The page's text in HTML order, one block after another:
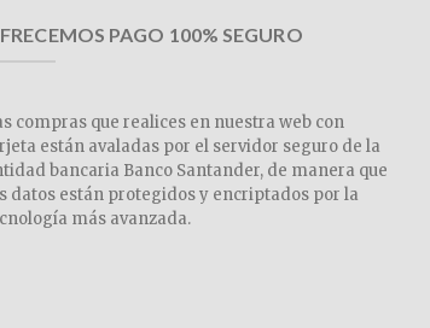
PAGO 100% SEGURO
compras que realices en nuestra web con
están avaladas por el servidor seguro de la
bancaria Banco Santander, de manera que
datos están protegidos y encriptados por la
más avanzada.